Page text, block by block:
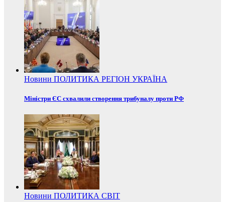
Новини ПОЛИТИКА РЕГІОН УКРАЇНА
Міністри ЄС схвалили створення трибуналу проти РФ
Новини ПОЛИТИКА СВІТ